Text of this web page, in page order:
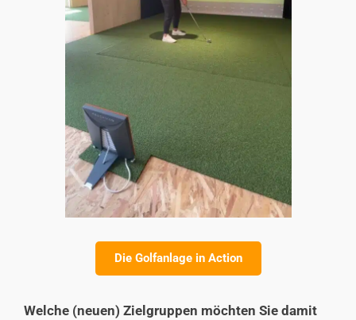
Die Golfanlage in Action
Welche (neuen) Zielgruppen möchten Sie damit